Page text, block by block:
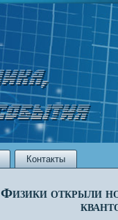
Контакты
Физики открыли